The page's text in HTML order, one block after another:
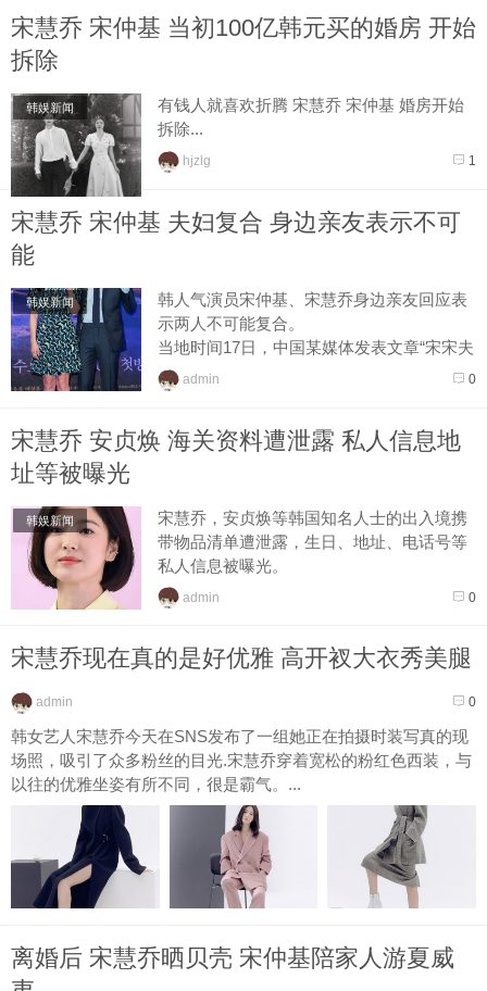
宋慧乔 宋仲基 当初100亿韩元买的婚房 开始
拆除
韩娱新闻
有钱人就喜欢折腾 宋慧乔 宋仲基 婚房开始
拆除...
1
hjzlg
宋慧乔 宋仲基 夫妇复合 身边亲友表示不可
能
韩娱新闻
韩人气演员宋仲基、宋慧乔身边亲友回应表
示两人不可能复合。
当地时间17日，中国某媒体发表文章“宋宋夫
妇疑复合，宋慧乔再戴婚戒”，引发复合传
闻。据报道称，宋慧乔今年7月与宋...
0
admin
宋慧乔 安贞焕 海关资料遭泄露 私人信息地
址等被曝光
韩娱新闻
宋慧乔，安贞焕等韩国知名人士的出入境携
带物品清单遭泄露，生日、地址、电话号等
私人信息被曝光。
据韩国SBS电视台爆料，曾在仁川机场和金
浦机场工作的海关工作人员金某利用职...
0
admin
宋慧乔现在真的是好优雅 高开衩大衣秀美腿
0
admin
韩女艺人宋慧乔今天在SNS发布了一组她正在拍摄时装写真的现
场照，吸引了众多粉丝的目光.宋慧乔穿着宽松的粉红色西装，与
以往的优雅坐姿有所不同，很是霸气。...
离婚后 宋慧乔晒贝壳 宋仲基陪家人游夏威